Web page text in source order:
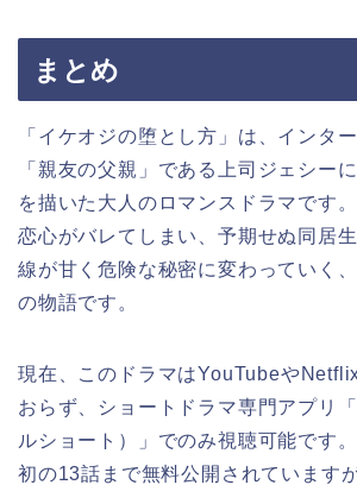
まとめ
「イケオジの堕とし方」は、インタ
「親友の父親」である上司ジェシー
を描いた大人のロマンスドラマです
恋心がバレてしまい、予期せぬ同居
線が甘く危険な秘密に変わっていく
の物語です。
現在、このドラマはYouTubeや
おらず、ショートドラマ専門アプリ
ルショート）」でのみ視聴可能です
初の13話まで無料公開されています